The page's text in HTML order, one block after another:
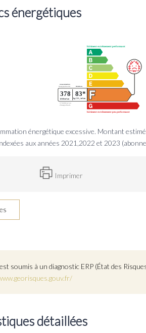
énergétiques
énergétique excessive. Montant
aux années 2021,2022 et 2023
Imprimer
soumis à un diagnostic ERP (État des
détaillées